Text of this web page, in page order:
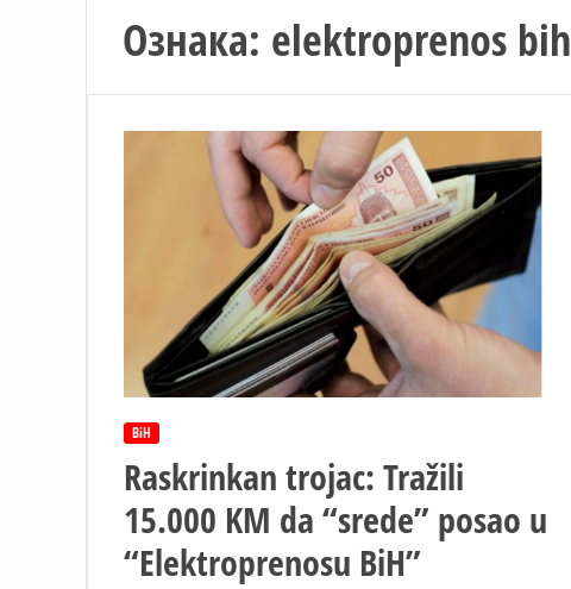
Ознака: elektroprenos bih
BiH
Raskrinkan trojac: Tražili
15.000 KM da “srede” posao u
“Elektroprenosu BiH”